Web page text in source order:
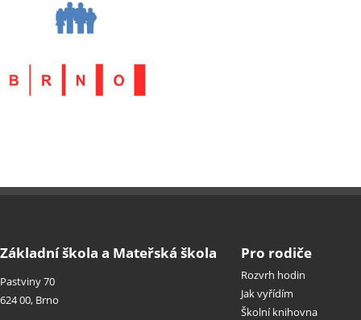
Základní škola a Mateřská škola
Pastviny 70
624 00, Brno
Pro rodiče
Rozvrh hodin
Jak vyřídím
Školní knihovna